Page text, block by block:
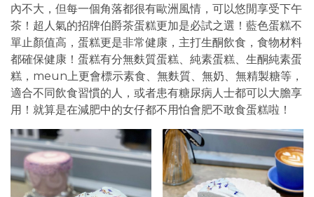
內不大，但每一個角落都很有歐洲風情，可以悠閒享受下午
茶！超人氣的招牌伯爵茶蛋糕更加是必試之選！藍色蛋糕不
單止顏值高，蛋糕更是非常健康，主打生酮飲食，食物材料
都確保健康！蛋糕有分無麩質蛋糕、純素蛋糕、生酮純素蛋
糕，meun上更會標示素食、無麩質、無奶、無精製糖等，
適合不同飲食習慣的人，或者患有糖尿病人士都可以大膽享
用！就算是在減肥中的女仔都不用怕會肥不敢食蛋糕啦！